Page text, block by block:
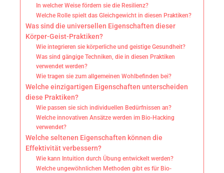
In welcher Weise fördern sie die Resilienz?
Welche Rolle spielt das Gleichgewicht in diesen Praktiken?
Was sind die universellen Eigenschaften dieser
Körper-Geist-Praktiken?
Wie integrieren sie körperliche und geistige Gesundheit?
Was sind gängige Techniken, die in diesen Praktiken
verwendet werden?
Wie tragen sie zum allgemeinen Wohlbefinden bei?
Welche einzigartigen Eigenschaften unterscheiden
diese Praktiken?
Wie passen sie sich individuellen Bedürfnissen an?
Welche innovativen Ansätze werden im Bio-Hacking
verwendet?
Welche seltenen Eigenschaften können die
Effektivität verbessern?
Wie kann Intuition durch Übung entwickelt werden?
Welche ungewöhnlichen Methoden gibt es für Bio-